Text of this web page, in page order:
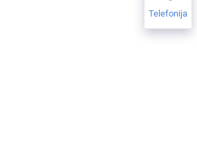
Telefonija